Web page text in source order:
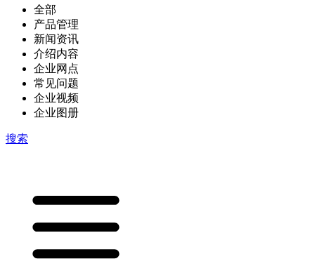
全部
产品管理
新闻资讯
介绍内容
企业网点
常见问题
企业视频
企业图册
搜索